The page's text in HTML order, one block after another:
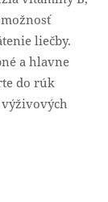
liečby.
a hlavne
do rúk